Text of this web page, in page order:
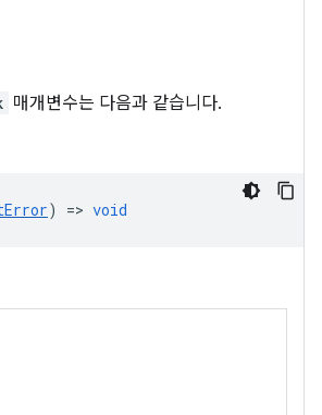
매개변수는 다음과 같습니다.
) => void